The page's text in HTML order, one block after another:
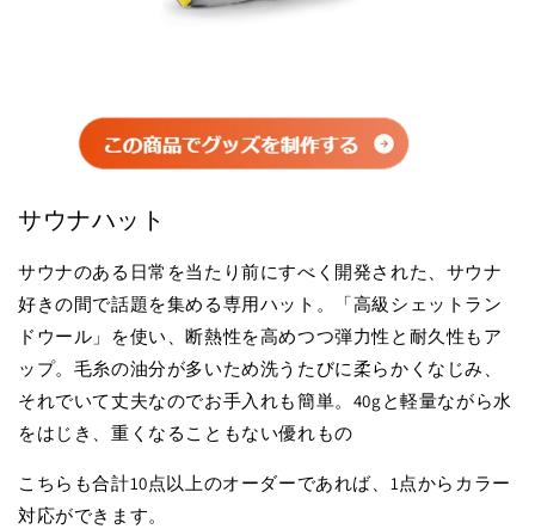
サウナハット
サウナのある日常を当たり前にすべく開発された、サウナ
好きの間で話題を集める専用ハット。「高級シェットラン
ドウール」を使い、断熱性を高めつつ弾力性と耐久性もア
ップ。毛糸の油分が多いため洗うたびに柔らかくなじみ、
それでいて丈夫なのでお手入れも簡単。40gと軽量ながら水
をはじき、重くなることもない優れもの
こちらも合計10点以上のオーダーであれば、1点からカラー
対応ができます。